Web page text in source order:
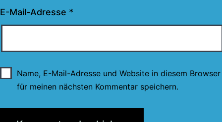
E-Mail-Adresse *
Name, E-Mail-Adresse und Website in diesem Browser
für meinen nächsten Kommentar speichern.